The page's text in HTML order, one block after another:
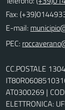
Fax:
E-mail:
PEC:
CC.POSTALE
AT0300269 |
ELETTRONICA: